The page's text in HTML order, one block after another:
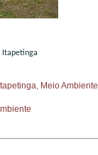
Itapetinga
Itapetinga, Meio Ambiente